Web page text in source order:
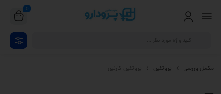
0
مکمل ورزشی پروتئین پروتئین کازئین